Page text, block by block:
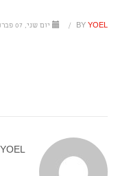
BY YOEL
/ יום שני, 07 פברואר 2022
YOEL